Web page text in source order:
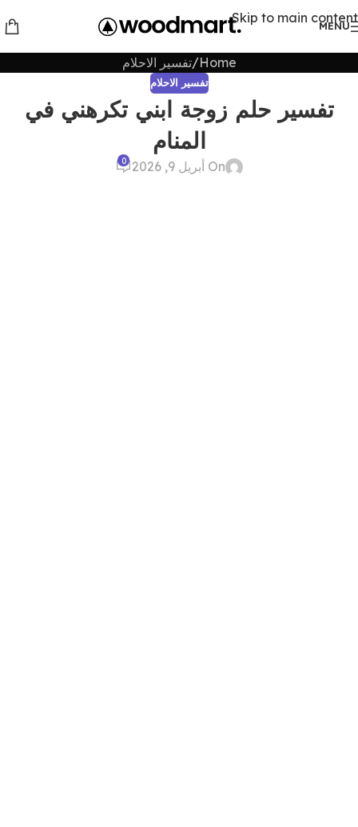
Skip to main content
MENU
Home تفسير الاحلام
تفسير الاحلام
تفسير حلم زوجة ابني تكرهني في
المنام
On أبريل 9, 2026 0